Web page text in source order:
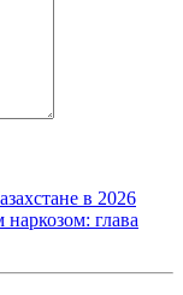
в 2026
глава